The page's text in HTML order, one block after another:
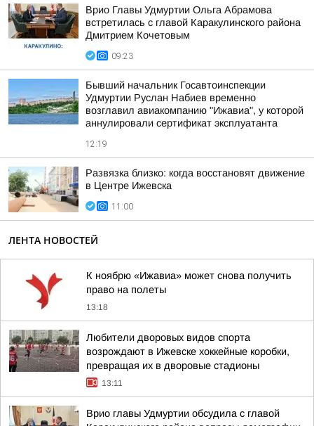
Врио Главы Удмуртии Ольга Абрамова
встретилась с главой Каракулинского района
Дмитрием Кочетовым
09:23
Бывший начальник Госавтоинспекции
Удмуртии Руслан Набиев временно
возглавил авиакомпанию "Ижавиа", у которой
аннулировали сертификат эксплуатанта
12:19
Развязка близко: когда восстановят движение
в Центре Ижевска
11:00
ЛЕНТА НОВОСТЕЙ
К ноябрю «Ижавиа» может снова получить
право на полеты
13:18
Любители дворовых видов спорта
возрождают в Ижевске хоккейные коробки,
превращая их в дворовые стадионы
13:11
Врио главы Удмуртии обсудила с главой